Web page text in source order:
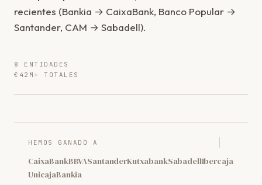
recientes (Bankia → CaixaBank, Banco Popular →
Santander, CAM → Sabadell).
8 ENTIDADES
€42M+ TOTALES
HEMOS GANADO A
CaixaBankBBVASantanderKutxabankSabadellIbercaja
UnicajaBankia